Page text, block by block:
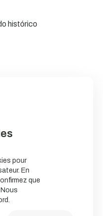
pour
En
que
histórico